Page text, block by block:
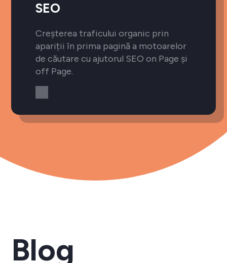
SEO
Creșterea traficului organic prin
apariții în prima pagină a motoarelor
de căutare cu ajutorul SEO on Page și
off Page.
Blog